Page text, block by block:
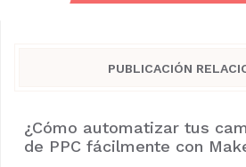
PUBLICACIÓN
¿Cómo automatizar tus
de PPC fácilmente con